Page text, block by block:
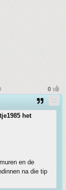
het
en de
na die tip